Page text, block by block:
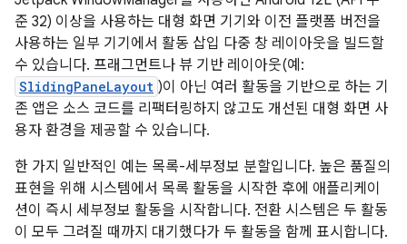
준 32) 이상을 사용하는 대형 화면 기기와 이전 플랫폼 버전을
사용하는 일부 기기에서 활동 삽입 다중 창 레이아웃을 빌드할
수 있습니다. 프래그먼트나 뷰 기반 레이아웃(예:
SlidingPaneLayout )이 아닌 여러 활동을 기반으로 하는 기
존 앱은 소스 코드를 리팩터링하지 않고도 개선된 대형 화면 사
용자 환경을 제공할 수 있습니다.
한 가지 일반적인 예는 목록-세부정보 분할입니다. 높은 품질의
표현을 위해 시스템에서 목록 활동을 시작한 후에 애플리케이
션이 즉시 세부정보 활동을 시작합니다. 전환 시스템은 두 활동
이 모두 그려질 때까지 대기했다가 두 활동을 함께 표시합니다.